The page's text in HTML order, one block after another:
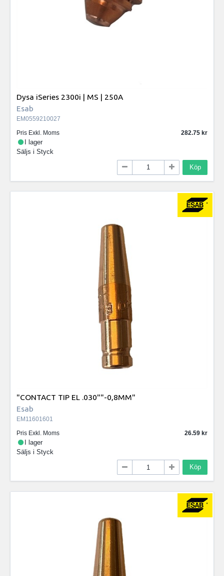
Dysa iSeries 2300i | MS | 250A
Esab
EM0559210027
Pris Exkl. Moms
282.75
I lager
Säljs i Styck
Köp
"CONTACT TIP EL .030""-0,8MM"
Esab
EM11601601
Pris Exkl. Moms
26.59
I lager
Säljs i Styck
Köp